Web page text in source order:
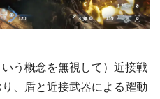
う概念を無視して）近接戦
、盾と近接武器による躍動